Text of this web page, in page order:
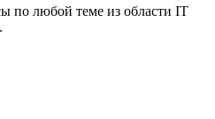
по любой теме из области IT